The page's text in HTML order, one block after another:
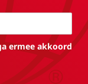
ermee akkoord